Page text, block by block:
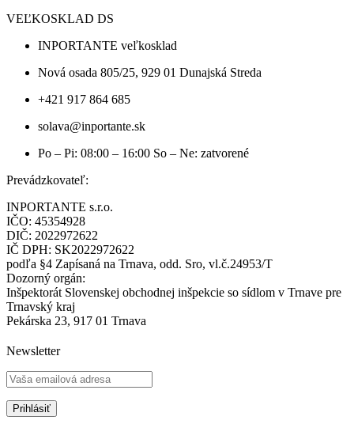
VEĽKOSKLAD DS
INPORTANTE veľkosklad
Nová osada 805/25, 929 01 Dunajská Streda
+421 917 864 685
solava@inportante.sk
Po – Pi: 08:00 – 16:00 So – Ne: zatvorené
Prevádzkovateľ:
INPORTANTE s.r.o.
IČO: 45354928
DIČ: 2022972622
IČ DPH: SK2022972622
podľa §4 Zapísaná na Trnava, odd. Sro, vl.č.24953/T
Dozorný orgán:
Inšpektorát Slovenskej obchodnej inšpekcie so sídlom v Trnave pre
Trnavský kraj
Pekárska 23, 917 01 Trnava
Newsletter